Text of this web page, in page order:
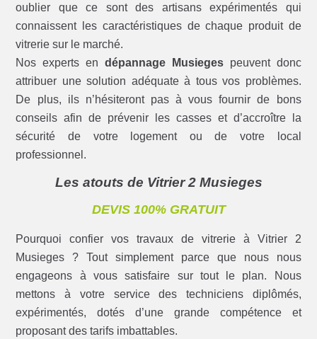
oublier que ce sont des artisans expérimentés qui
connaissent les caractéristiques de chaque produit de
vitrerie sur le marché.
Nos experts en dépannage Musiegespeuvent donc
attribuer une solution adéquate à tous vos problèmes.
De plus, ils n’hésiteront pas à vous fournir de bons
conseils afin de prévenir les casses et d’accroître la
sécurité de votre logement ou de votre local
professionnel.
Les atouts de Vitrier 2 Musieges
DEVIS 100% GRATUIT
Pourquoi confier vos travaux de vitrerie à Vitrier 2
Musieges ? Tout simplement parce que nous nous
engageons à vous satisfaire sur tout le plan. Nous
mettons à votre service des techniciens diplômés,
expérimentés, dotés d’une grande compétence et
proposant des tarifs imbattables.